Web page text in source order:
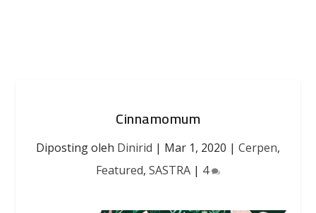
Cinnamomum
Diposting oleh Dinirid | Mar 1, 2020 | Cerpen,
Featured, SASTRA | 4